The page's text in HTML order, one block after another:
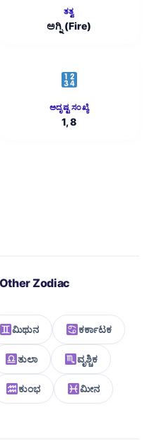
ತತ್ವ
ಅಗ್ನಿ (Fire)
ಅದೃಷ್ಟ ಸಂಖ್ಯೆ
1, 8
Zodiac
ಮಿಥುನ ಕರ್ಕಾಟಕ
ತುಲಾ ವೃಶ್ಚಿಕ
ಕುಂಭ ಮೀನ